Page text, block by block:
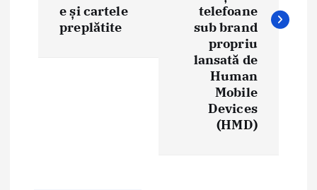
e și cartele
preplătite
telefoane
sub brand
propriu
lansată de
Human
Mobile
Devices
(HMD)